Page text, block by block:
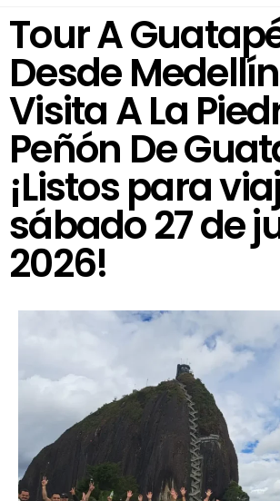
Tour A
Desde
Visita A La
Peñón De
¡Listos para
sábado 27 de
2026!